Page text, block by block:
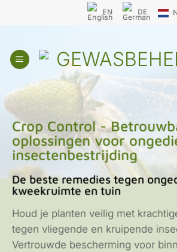
EN DE
Crop Control -
oplossingen voor
insectenbestrijding
De beste remedies tegen
kweekruimte en tuin
Houd je planten veilig met
tegen vliegende en kruipende
Vertrouwde bescherming voor